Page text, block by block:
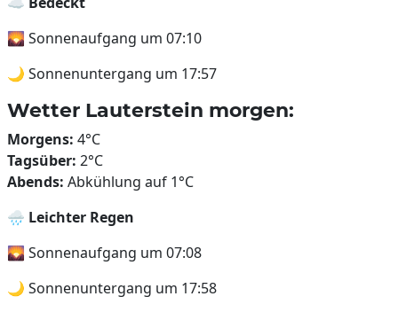
🌄 Sonnenaufgang um 07:10
🌙 Sonnenuntergang um 17:57
Wetter Lauterstein morgen:
Morgens: 4°C
Tagsüber: 2°C
Abends: Abkühlung auf 1°C
🌧️ Leichter Regen
🌄 Sonnenaufgang um 07:08
🌙 Sonnenuntergang um 17:58